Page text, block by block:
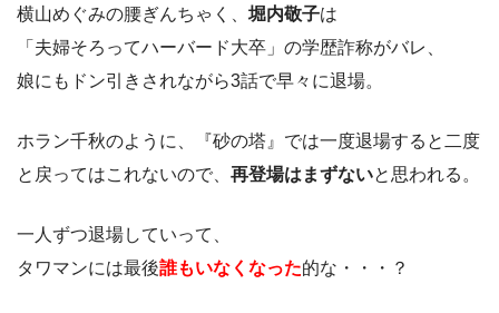
横山めぐみの腰ぎんちゃく、 堀内敬子は
「夫婦そろってハーバード大卒」の学歴詐称がバレ、
娘にもドン引きされながら3話で早々に退場。
ホラン千秋のように、『砂の塔』では一度退場すると二度
と戻ってはこれないので、 再登場はまずないと思われる。
一人ずつ退場していって、
タワマンには最後誰もいなくなった的な・・・？